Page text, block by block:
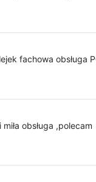
fachowa obsługa
obsługa ,polecam